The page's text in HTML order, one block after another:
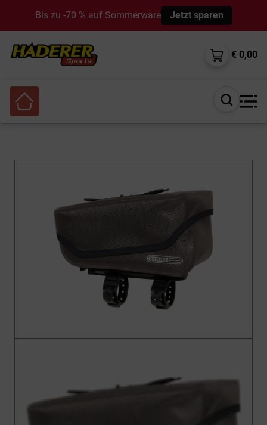
Bis zu -70 % auf Sommerware Jetzt sparen
€ 0,00
Suche